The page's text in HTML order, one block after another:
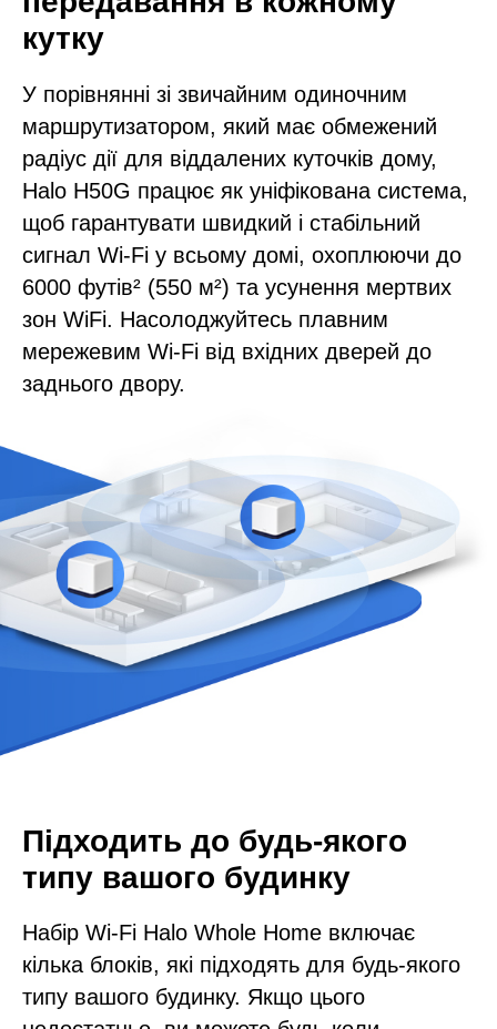
кутку
У порівнянні зі звичайним одиночним
маршрутизатором, який має обмежений
радіус дії для віддалених куточків дому,
Halo H50G працює як уніфікована система,
щоб гарантувати швидкий і стабільний
сигнал Wi-Fi у всьому домі, охоплюючи до
6000 футів² (550 м²) та усунення мертвих
зон WiFi. Насолоджуйтесь плавним
мережевим Wi-Fi від вхідних дверей до
заднього двору.
Підходить до будь-якого
типу вашого будинку
Набір Wi-Fi Halo Whole Home включає
кілька блоків, які підходять для будь-якого
типу вашого будинку. Якщо цього